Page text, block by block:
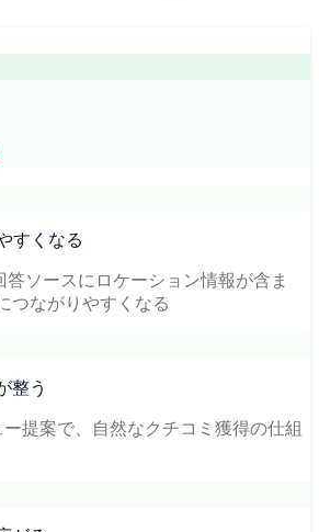
すくなる
答ソースにロケーション情報が含ま
つながりやすくなる
整う
提案で、自然なクチコミ獲得の仕組